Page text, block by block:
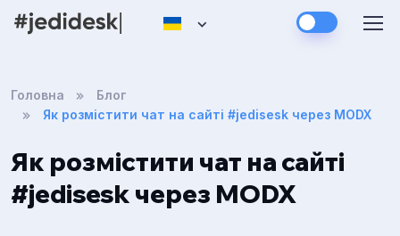
Головна
Блог
Як розмістити чат на сайті #jedisesk через MODX
Як розмістити чат на сайті
#jedisesk через MODX